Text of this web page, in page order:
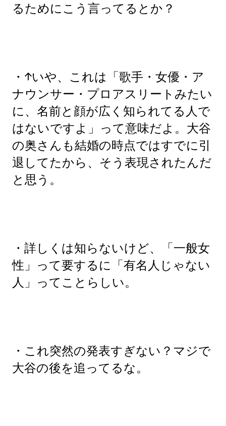
るためにこう言ってるとか？
・↑いや、これは「歌手・女優・ア
ナウンサー・プロアスリートみたい
に、名前と顔が広く知られてる人で
はないですよ」って意味だよ。大谷
の奥さんも結婚の時点ではすでに引
退してたから、そう表現されたんだ
と思う。
・詳しくは知らないけど、「一般女
性」って要するに「有名人じゃない
人」ってことらしい。
・これ突然の発表すぎない？マジで
大谷の後を追ってるな。